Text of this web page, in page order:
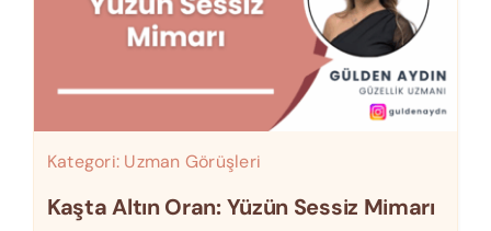
Kategori: Uzman Görüşleri
Kaşta Altın Oran: Yüzün Sessiz Mimarı